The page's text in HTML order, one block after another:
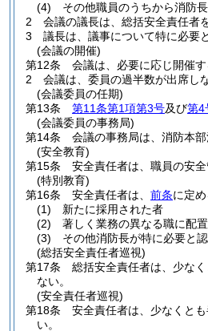
(4)
その他職員のうちから消防
2
会議の議長は、総括安全責任者
3
議長は、議事について特に必要
(会議の開催)
第12条
会議は、必要に応じ開催
2
会議は、委員の過半数が出席し
(会議委員の任期)
第13条
第11条第1項第3号及び第4
(会議委員の事務局)
第14条
会議の事務局は、消防本部
(安全教育)
第15条
安全責任者は、職員の安
(特別教育)
第16条
安全責任者は、 前条に定
(1)
新たに採用された者
(2)
著しく業務の異なる職に配
(3)
その他消防長が特に必要と
(総括安全責任者巡視)
第17条
総括安全責任者は、少な
ない。
(安全責任者巡視)
第18条
安全責任者は、少なくと
い。